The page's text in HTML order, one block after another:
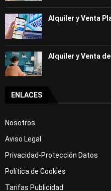
Alquiler y Venta
Alquiler y Venta
ENLACES
Nosotros
Aviso Legal
Privacidad-Protección Datos
Política de Cookies
Tarifas Publicidad